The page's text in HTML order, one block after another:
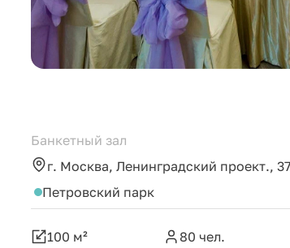
Банкетный зал
г. Москва, Ленинградский проект.,
Петровский парк
100 м² 80 чел.